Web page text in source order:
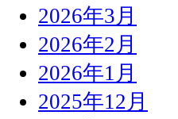
2026年3月
2026年2月
2026年1月
2025年12月